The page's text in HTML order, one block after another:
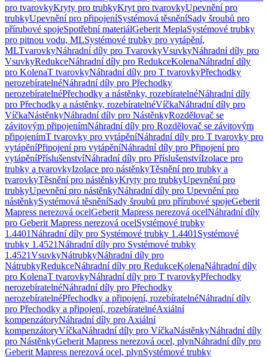
pro tvarovkyKryty pro trubkyKryt pro tvarovkyUpevnění pro
trubkyUpevnění pro připojeníSystémová těsněníSady šroubů pro
přírubové spojeSpotřební materiálGeberit MeplaSystémové trubky
pro pitnou vodu, MLSystémové trubky pro vytápění,
MLTvarovkyNáhradní díly pro TvarovkyVsuvkyNáhradní díly pro
VsuvkyRedukceNáhradní díly pro RedukceKolenaNáhradní díly
pro KolenaT tvarovkyNáhradní díly pro T tvarovkyPřechodky
nerozebíratelnéNáhradní díly pro Přechodky
nerozebíratelnéPřechodky a nástěnky, rozebíratelnéNáhradní díly
pro Přechodky a nástěnky, rozebíratelnéVíčkaNáhradní díly pro
VíčkaNástěnkyNáhradní díly pro NástěnkyRozdělovač se
závitovým připojenímNáhradní díly pro Rozdělovač se závitovým
připojenímT tvarovky pro vytápěníNáhradní díly pro T tvarovky pro
vytápěníPřipojení pro vytápěníNáhradní díly pro Připojení pro
vytápěníPříslušenstvíNáhradní díly pro PříslušenstvíIzolace pro
trubky a tvarovkyIzolace pro nástěnkyTěsnění pro trubky a
tvarovkyTěsnění pro nástěnkyKryty pro trubkyUpevnění pro
trubkyUpevnění pro nástěnkyNáhradní díly pro Upevnění pro
nástěnkySystémová těsněníSady šroubů pro přírubové spojeGeberit
Mapress nerezová ocelGeberit Mapress nerezová ocelNáhradní díly
pro Geberit Mapress nerezová ocelSystémové trubky
1.4401Náhradní díly pro Systémové trubky 1.4401 Systémové
trubky 1.4521Náhradní díly pro Systémové trubky
1.4521VsuvkyNátrubkyNáhradní díly pro
NátrubkyRedukceNáhradní díly pro RedukceKolenaNáhradní díly
pro KolenaT tvarovkyNáhradní díly pro T tvarovkyPřechodky
nerozebíratelnéNáhradní díly pro Přechodky
nerozebíratelnéPřechodky a připojení, rozebíratelnéNáhradní díly
pro Přechodky a připojení, rozebíratelnéAxiální
kompenzátoryNáhradní díly pro Axiální
kompenzátoryVíčkaNáhradní díly pro VíčkaNástěnkyNáhradní díly
pro NástěnkyGeberit Mapress nerezová ocel, plynNáhradní díly pro
Geberit Mapress nerezová ocel, plynSystémové trubky